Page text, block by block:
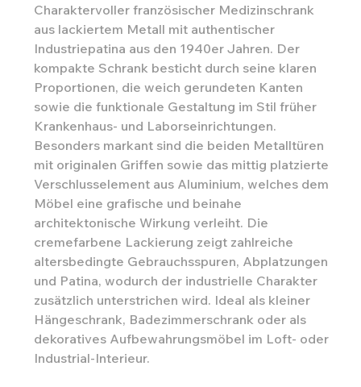
Charaktervoller französischer Medizinschrank
aus lackiertem Metall mit authentischer
Industriepatina aus den 1940er Jahren. Der
kompakte Schrank besticht durch seine klaren
Proportionen, die weich gerundeten Kanten
sowie die funktionale Gestaltung im Stil früher
Krankenhaus- und Laborseinrichtungen.
Besonders markant sind die beiden Metalltüren
mit originalen Griffen sowie das mittig platzierte
Verschlusselement aus Aluminium, welches dem
Möbel eine grafische und beinahe
architektonische Wirkung verleiht. Die
cremefarbene Lackierung zeigt zahlreiche
altersbedingte Gebrauchsspuren, Abplatzungen
und Patina, wodurch der industrielle Charakter
zusätzlich unterstrichen wird. Ideal als kleiner
Hängeschrank, Badezimmerschrank oder als
dekoratives Aufbewahrungsmöbel im Loft- oder
Industrial-Interieur.